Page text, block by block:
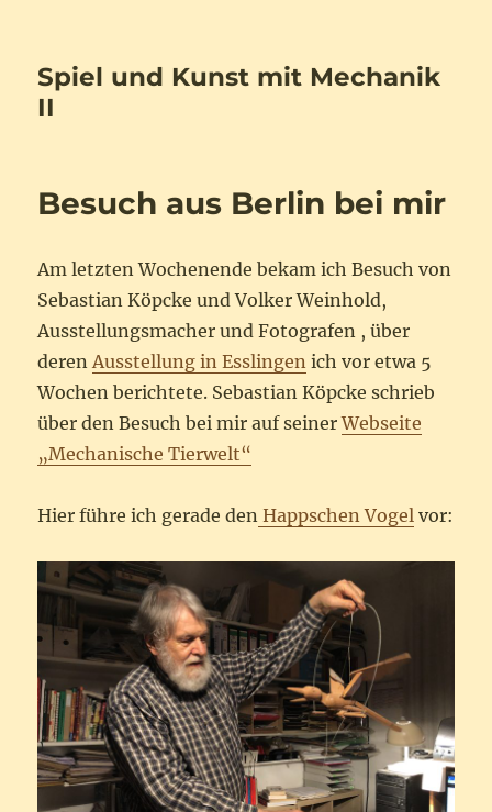
Spiel und Kunst mit Mechanik
II
Besuch aus Berlin bei mir
Am letzten Wochenende bekam ich Besuch von
Sebastian Köpcke und Volker Weinhold,
Ausstellungsmacher und Fotografen , über
derenAusstellung in Esslingen ich vor etwa 5
Wochen berichtete. Sebastian Köpcke schrieb
über den Besuch bei mir auf seinerWebseite
„Mechanische Tierwelt“
Hier führe ich gerade den Happschen Vogel vor: